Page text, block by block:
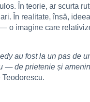
În teorie, ar scurta
În realitate, însă,
o imagine care
au fost la un pas de
de prietenie și